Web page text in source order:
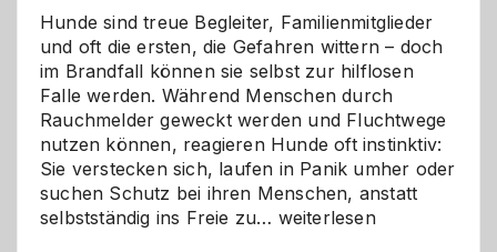
Hunde sind treue Begleiter, Familienmitglieder
und oft die ersten, die Gefahren wittern – doch
im Brandfall können sie selbst zur hilflosen
Falle werden. Während Menschen durch
Rauchmelder geweckt werden und Fluchtwege
nutzen können, reagieren Hunde oft instinktiv:
Sie verstecken sich, laufen in Panik umher oder
suchen Schutz bei ihren Menschen, anstatt
selbstständig ins Freie zu… Wenn
weiterlesen